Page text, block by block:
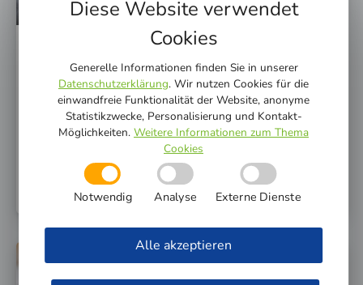
Trinkwasser: Gesundheitsamt des
Kreises Gütersloh spricht
Abkochgebot aus
Bei einer Trink­was­ser-Bepro­bung ist in einem Teil des
Trink­was­ser­net­zes der Stadt­wer­ke Güters­loh eine
Keim­be­las­tung fest­ge­stellt worden.
Diese Website verwendet
Cookies
Generelle Informationen finden Sie in unserer
Datenschutzerklärung. Wir nutzen Cookies für die
einwandfreie Funktionalität der Website, anonyme
Statistikzwecke, Personalisierung und Kontakt-
Möglichkeiten. Weitere Informationen zum Thema
Cookies
Notwendig Analyse Externe Dienste
Alle akzeptieren